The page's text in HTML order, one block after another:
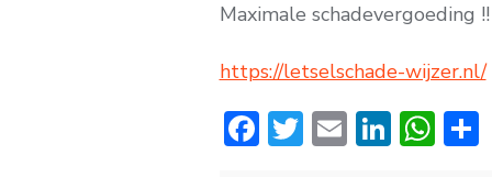
Maximale schadevergoeding !!
https://letselschade-wijzer.nl/
F T E Li WS